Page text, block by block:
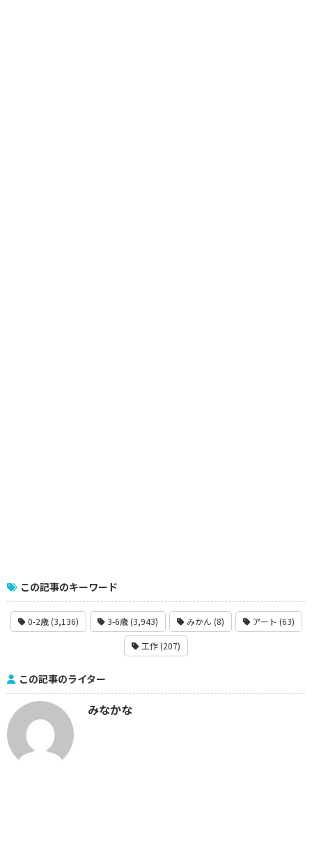
この記事のキーワード
0-2歳 (3,136) 3-6歳 (3,943) みかん (8) アート (63)
工作 (207)
この記事のライター
みなかな